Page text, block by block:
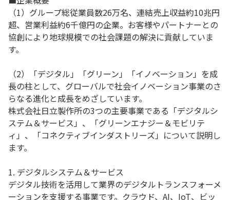
（1）グループ総従業員数26万名、連結売上収益約10兆円
超、営業利益約6千億円の企業。お客様やパートナーとの
協創により地球規模での社会課題の解決に貢献していま
す。
（2）「デジタル」「グリーン」「イノベーション」を成
長の柱として、グローバルで社会イノベーション事業のさ
らなる進化と成長をめざしています。
株式会社日立製作所の3つの主要事業である「デジタルシ
ステム＆サービス」、「グリーンエナジー＆モビリテ
ィ」、「コネクティブインダストリーズ」について説明し
ます。
1. デジタルシステム＆サービス
デジタル技術を活用して業界のデジタルトランスフォーメ
ーションを支援する事業です。クラウド、AI、IoT、ビッ